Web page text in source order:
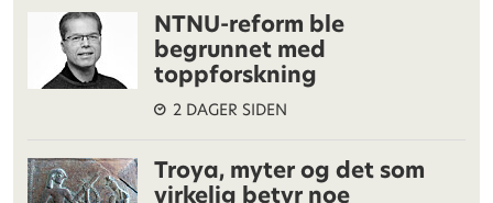
NTNU-reform ble
begrunnet med
toppforskning
2 DAGER SIDEN
Troya, myter og det som
virkelig betyr noe